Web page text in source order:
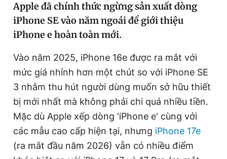
Video Magazine
Sản phẩm khác
Tiện ích Bạn cần biết
Thông tin tòa soạn Liên hệ quảng cáo
Apple đã chính thức ngừng sản xuất dòng
iPhone SE vào năm ngoái để giới thiệu
iPhone e hoàn toàn mới.
Vào năm 2025, iPhone 16e được ra mắt với
mức giá nhỉnh hơn một chút so với iPhone SE
3 nhằm thu hút người dùng muốn sở hữu thiết
bị mới nhất mà không phải chi quá nhiều tiền.
Mặc dù Apple xếp dòng 'iPhone e' cùng với
các mẫu cao cấp hiện tại, nhưng iPhone 17e
(ra mắt đầu năm 2026) vẫn có nhiều điểm